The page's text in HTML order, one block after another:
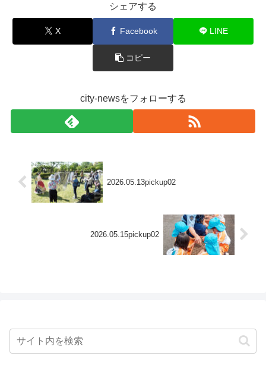
シェアする
X Facebook LINE
コピー
city-newsをフォローする
2026.05.13pickup02
2026.05.15pickup02